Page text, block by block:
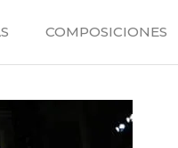
COMPOSICIONES